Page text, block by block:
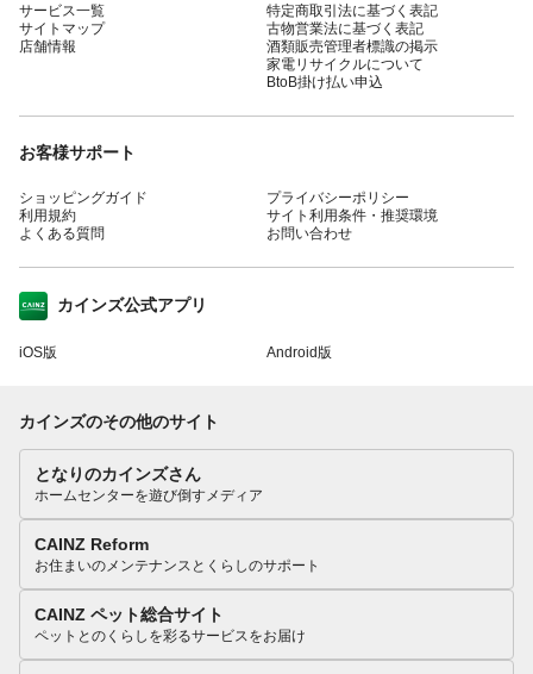
サービス一覧
サイトマップ
店舗情報
特定商取引法に基づく表記
古物営業法に基づく表記
酒類販売管理者標識の掲示
家電リサイクルについて
BtoB掛け払い申込
お客様サポート
ショッピングガイド
利用規約
よくある質問
プライバシーポリシー
サイト利用条件・推奨環境
お問い合わせ
カインズ公式アプリ
iOS版 Android版
カインズのその他のサイト
となりのカインズさん
ホームセンターを遊び倒すメディア
CAINZ Reform
お住まいのメンテナンスとくらしのサポート
CAINZ ペット総合サイト
ペットとのくらしを彩るサービスをお届け